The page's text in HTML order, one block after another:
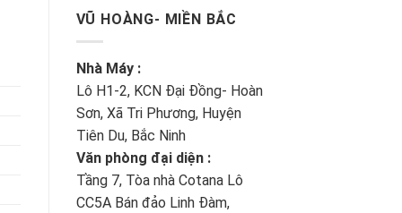
VŨ HOÀNG- MIỀN BẮC
Nhà Máy :
Lô H1-2, KCN Đại Đồng- Hoàn
Sơn, Xã Tri Phương, Huyện
Tiên Du, Bắc Ninh
Văn phòng đại diện :
Tầng 7, Tòa nhà Cotana Lô
CC5A Bán đảo Linh Đàm,